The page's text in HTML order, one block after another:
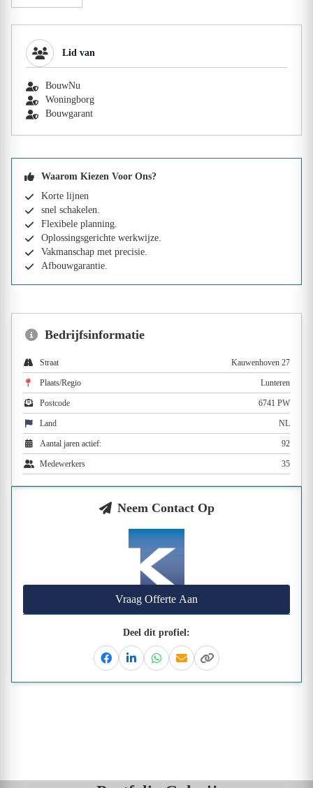
Lid van
BouwNu
Woningborg
Bouwgarant
Waarom Kiezen Voor Ons?
Korte lijnen
snel schakelen.
Flexibele planning.
Oplossingsgerichte werkwijze.
Vakmanschap met precisie.
Afbouwgarantie.
Bedrijfsinformatie
Straat Kauwenhoven 27
Plaats/Regio Lunteren
Postcode 6741 PW
Land NL
Aantal jaren actief: 92
Medewerkers 35
Neem Contact Op
Vraag Offerte Aan
Deel dit profiel:
FacebookLinkedinWhatsapp
EmailKopieer link